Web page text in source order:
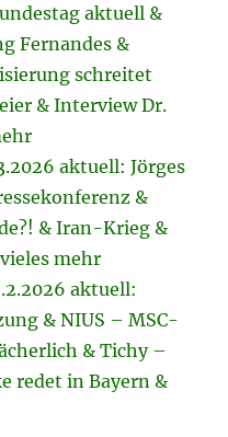
aktuell &
Fernandes &
schreitet
& Interview Dr.
aktuell: Jörges
&
& Iran-Krieg &
mehr
aktuell:
& NIUS – MSC-
& Tichy –
redet in Bayern &